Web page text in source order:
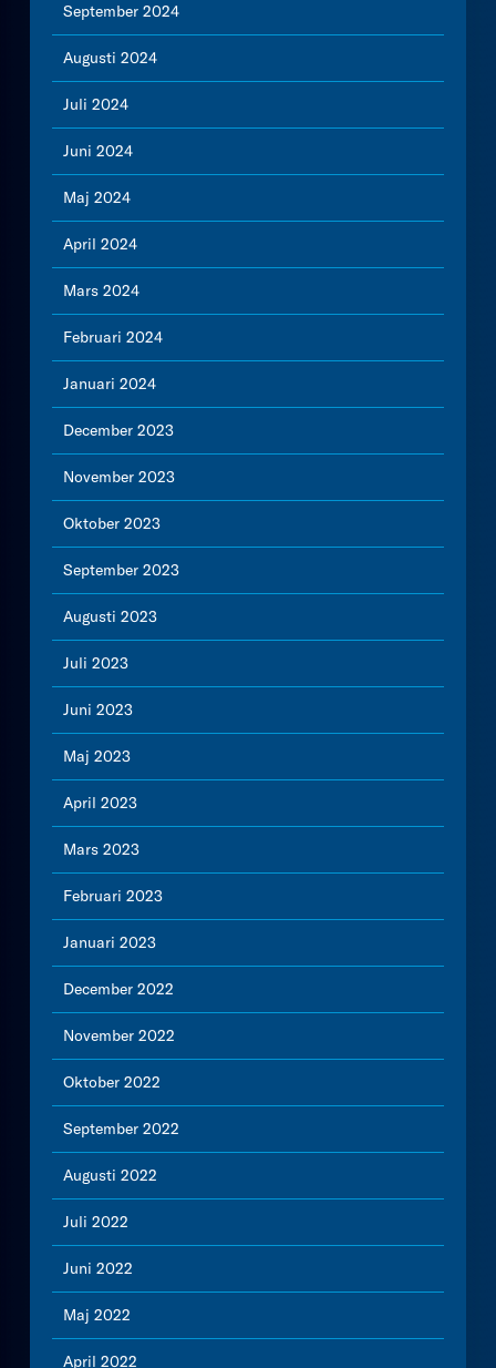
September 2024
Augusti 2024
Juli 2024
Juni 2024
Maj 2024
April 2024
Mars 2024
Februari 2024
Januari 2024
December 2023
November 2023
Oktober 2023
September 2023
Augusti 2023
Juli 2023
Juni 2023
Maj 2023
April 2023
Mars 2023
Februari 2023
Januari 2023
December 2022
November 2022
Oktober 2022
September 2022
Augusti 2022
Juli 2022
Juni 2022
Maj 2022
April 2022